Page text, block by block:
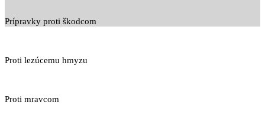
Prípravky proti škodcom
Proti lezúcemu hmyzu
Proti mravcom